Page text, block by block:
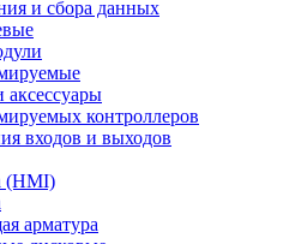
и сбора данных
контроллеров
входов и выходов
(HMI)
арматура